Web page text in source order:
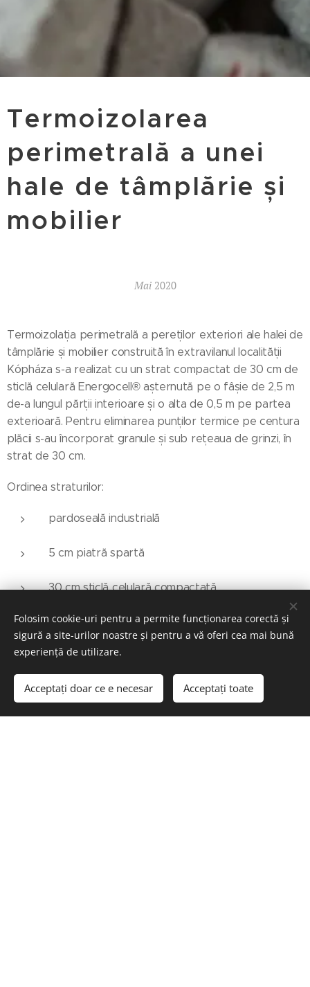
Termoizolarea
perimetrală a unei
hale de tâmplărie și
mobilier
Mai 2020
Termoizolația perimetrală a pereților exteriori ale halei de
tâmplărie și mobilier construită în extravilanul localității
Kópháza s-a realizat cu un strat compactat de 30 cm de
sticlă celulară Energocell® așternută pe o fâșie de 2,5 m
de-a lungul părții interioare și o alta de 0,5 m pe partea
exterioară. Pentru eliminarea punților termice pe centura
plăcii s-au încorporat granule și sub rețeaua de grinzi, în
strat de 30 cm.
Ordinea straturilor:
pardoseală industrială
5 cm piatră spartă
30 cm sticlă celulară compactată
30 cm strat de bază de criblură cu granulozitate
continuă
strat geotextil
Folosim cookie-uri pentru a permite funcționarea corectă și
sigură a site-urilor noastre și pentru a vă oferi cea mai bună
experiență de utilizare.
Acceptați doar ce e necesar Acceptați toate